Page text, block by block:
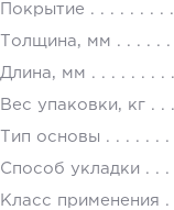
Покрытие
Толщина, мм
Длина, мм
Вес упаковки, кг
Тип основы
Способ укладки
Класс применения